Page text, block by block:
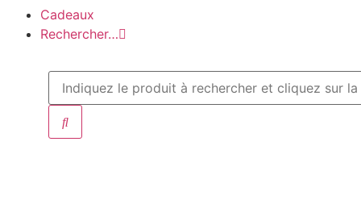
Cadeaux
Rechercher…